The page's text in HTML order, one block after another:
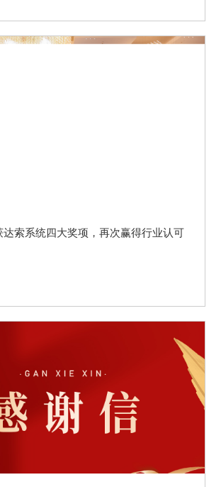
达索系统四大奖项，再次赢得行业认可